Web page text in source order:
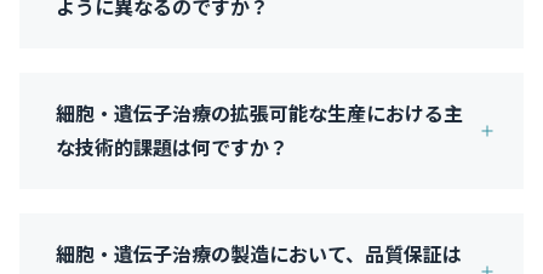
ように異なるのですか？
細胞・遺伝子治療の拡張可能な生産における主
な技術的課題は何ですか？
細胞・遺伝子治療の製造において、品質保証は